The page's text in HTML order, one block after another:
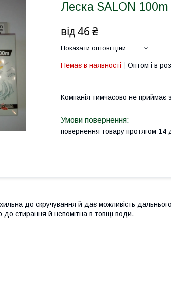
Леска SALON
від46 ₴
Показати оптові ціни
Немає в наявності Оптом і в
Компанія тимчасово не приймає
повернення товару протягом 14
до скручування й дає можливість
до стирання й непомітна в товщі води.